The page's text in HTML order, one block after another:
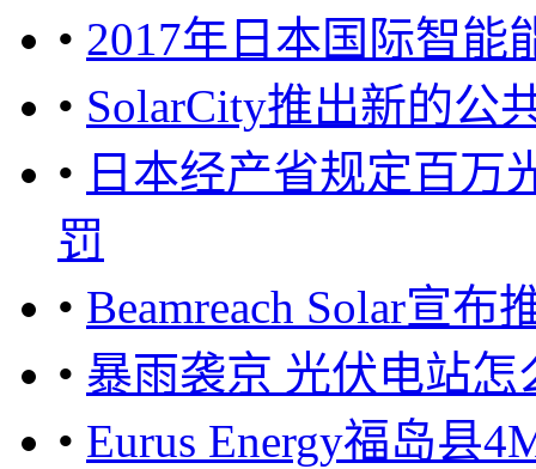
• 2017年日本国际智
• SolarCity推出新的公
• 日本经产省规定百万
罚
• Beamreach Solar宣
• 暴雨袭京 光伏电站怎
• Eurus Energy福岛县